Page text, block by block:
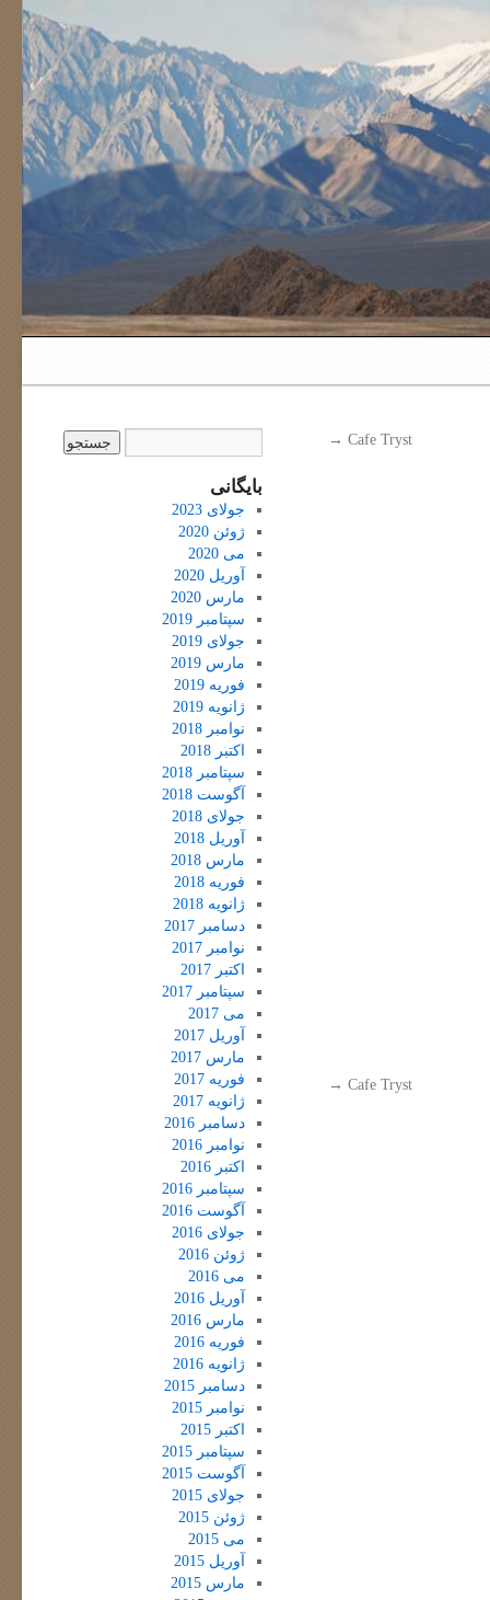
Cafe Tryst
→
Cafe Tryst
→
بایگانی
جولای 2023
ژوئن 2020
می 2020
آوریل 2020
مارس 2020
سپتامبر 2019
جولای 2019
مارس 2019
فوریه 2019
ژانویه 2019
نوامبر 2018
اکتبر 2018
سپتامبر 2018
آگوست 2018
جولای 2018
آوریل 2018
مارس 2018
فوریه 2018
ژانویه 2018
دسامبر 2017
نوامبر 2017
اکتبر 2017
سپتامبر 2017
می 2017
آوریل 2017
مارس 2017
فوریه 2017
ژانویه 2017
دسامبر 2016
نوامبر 2016
اکتبر 2016
سپتامبر 2016
آگوست 2016
جولای 2016
ژوئن 2016
می 2016
آوریل 2016
مارس 2016
فوریه 2016
ژانویه 2016
دسامبر 2015
نوامبر 2015
اکتبر 2015
سپتامبر 2015
آگوست 2015
جولای 2015
ژوئن 2015
می 2015
آوریل 2015
مارس 2015